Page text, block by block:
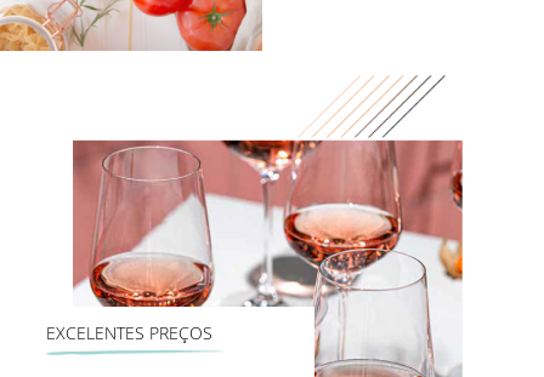
EXCELENTES PREÇOS